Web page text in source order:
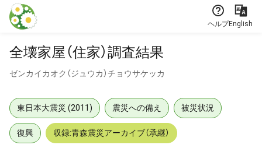
本文に飛ぶ
ヘルプEnglish
全壊家屋（住家）調査結果
ゼンカイカオク（ジュウカ）チョウサケッカ
東日本大震災 (2011) 震災への備え 被災状況
復興 収録:青森震災アーカイブ（承継）